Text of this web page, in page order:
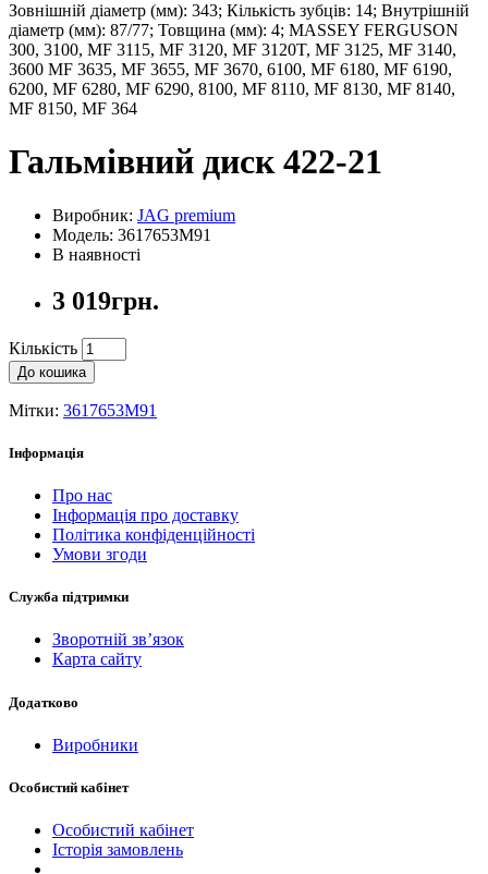
Зовнішній діаметр (мм): 343; Кількість зубців: 14; Внутрішній
діаметр (мм): 87/77; Товщина (мм): 4; MASSEY FERGUSON
300, 3100, MF 3115, MF 3120, MF 3120T, MF 3125, MF 3140,
3600 MF 3635, MF 3655, MF 3670, 6100, MF 6180, MF 6190,
6200, MF 6280, MF 6290, 8100, MF 8110, MF 8130, MF 8140,
MF 8150, MF 364
Гальмівний диск 422-21
Виробник: JAG premium
Модель: 3617653M91
В наявності
3 019грн.
Кількість
До кошика
Мітки: 3617653M91
Інформація
Про нас
Інформація про доставку
Політика конфіденційності
Умови згоди
Служба підтримки
Зворотній зв’язок
Карта сайту
Додатково
Виробники
Особистий кабінет
Особистий кабінет
Історія замовлень